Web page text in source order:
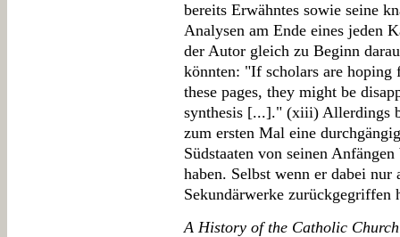
bereits Erwähntes sowie seine
Analysen am Ende eines jeden
der Autor gleich zu Beginn
könnten: "If scholars are
these pages, they might be
synthesis [...]." (xiii) Allerdings
zum ersten Mal eine
Südstaaten von seinen
haben. Selbst wenn er dabei
Sekundärwerke zurückgegriffen
A History of the Catholic